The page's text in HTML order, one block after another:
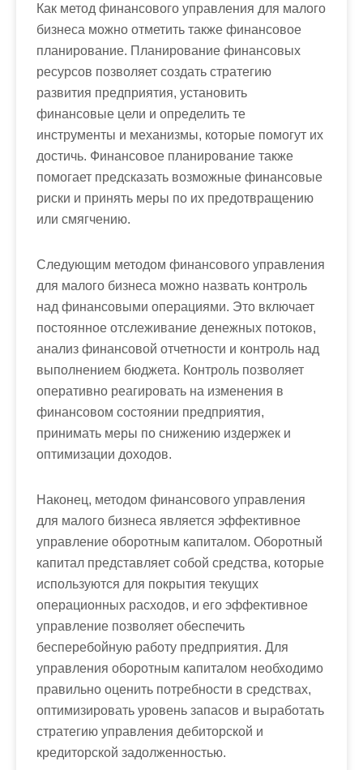
Как метод финансового управления для малого
бизнеса можно отметить также финансовое
планирование. Планирование финансовых
ресурсов позволяет создать стратегию
развития предприятия, установить
финансовые цели и определить те
инструменты и механизмы, которые помогут их
достичь. Финансовое планирование также
помогает предсказать возможные финансовые
риски и принять меры по их предотвращению
или смягчению.
Следующим методом финансового управления
для малого бизнеса можно назвать контроль
над финансовыми операциями. Это включает
постоянное отслеживание денежных потоков,
анализ финансовой отчетности и контроль над
выполнением бюджета. Контроль позволяет
оперативно реагировать на изменения в
финансовом состоянии предприятия,
принимать меры по снижению издержек и
оптимизации доходов.
Наконец, методом финансового управления
для малого бизнеса является эффективное
управление оборотным капиталом. Оборотный
капитал представляет собой средства, которые
используются для покрытия текущих
операционных расходов, и его эффективное
управление позволяет обеспечить
бесперебойную работу предприятия. Для
управления оборотным капиталом необходимо
правильно оценить потребности в средствах,
оптимизировать уровень запасов и выработать
стратегию управления дебиторской и
кредиторской задолженностью.